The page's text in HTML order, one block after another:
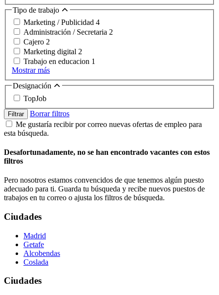
Tipo de trabajo
Marketing / Publicidad 4
Administración / Secretaria 2
Cajero 2
Marketing digital 2
Trabajo en educacion 1
Mostrar más
Designación
TopJob
Filtrar
Borrar filtros
Me gustaría recibir por correo nuevas ofertas de empleo para
esta búsqueda.
Desafortunadamente, no se han encontrado vacantes con estos
filtros
Pero nosotros estamos convencidos de que tenemos algún puesto
adecuado para ti. Guarda tu búsqueda y recibe nuevos puestos de
trabajos en tu correo o ajusta los filtros de búsqueda.
Ciudades
Madrid
Getafe
Alcobendas
Coslada
Ciudades